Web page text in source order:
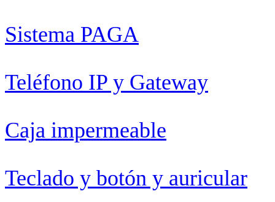
Sistema PAGA
Teléfono IP y Gateway
Caja impermeable
Teclado y botón y auricular